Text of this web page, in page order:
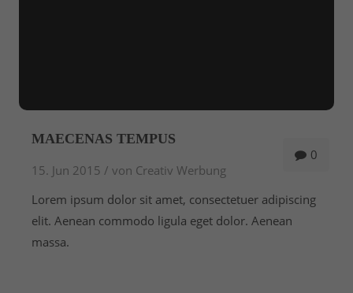
0
MAECENAS TEMPUS
15. Jun 2015 / von Creativ Werbung
Lorem ipsum dolor sit amet, consectetuer adipiscing
elit. Aenean commodo ligula eget dolor. Aenean
massa.